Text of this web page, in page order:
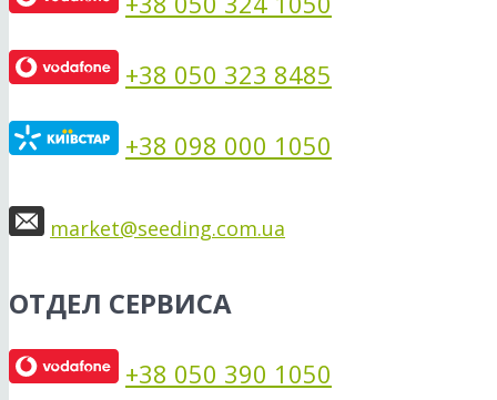
+38 050 323 8485
+38 098 000 1050
market@seeding.com.ua
ОТДЕЛ СЕРВИСА
+38 050 390 1050